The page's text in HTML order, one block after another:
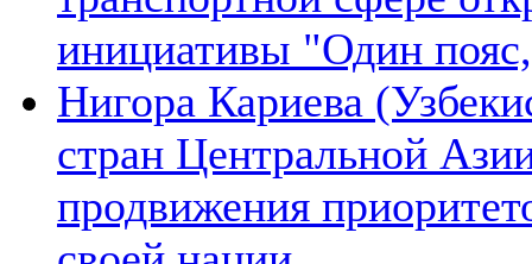
инициативы "Один
Нигора Кариева
стран Центральной
продвижения